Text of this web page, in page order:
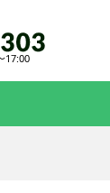
17:00